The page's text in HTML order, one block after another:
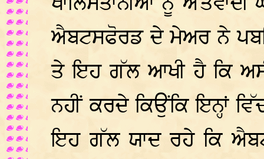
ਐਬਟਸਫੋਰਡ ਦੇ ਮੇਅਰ ਨੇ
ਤੇ ਇਹ ਗੱਲ ਆਖੀ ਹੈ ਕਿ
ਨਹੀਂ ਕਰਦੇ ਕਿਉਂਕਿ ਇਨ੍ਹਾਂ
ਇਹ ਗੱਲ ਯਾਦ ਰਹੇ ਕਿ